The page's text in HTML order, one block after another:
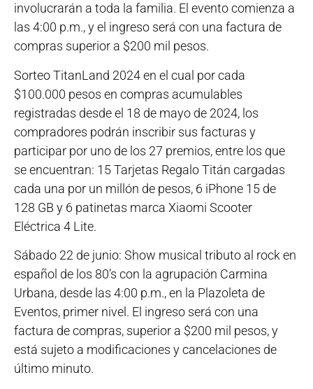
involucrarán a toda la familia. El evento comienza a
las 4:00 p.m., y el ingreso será con una factura de
compras superior a $200 mil pesos.
Sorteo TitanLand 2024 en el cual por cada
$100.000 pesos en compras acumulables
registradas desde el 18 de mayo de 2024, los
compradores podrán inscribir sus facturas y
participar por uno de los 27 premios, entre los que
se encuentran: 15 Tarjetas Regalo Titán cargadas
cada una por un millón de pesos, 6 iPhone 15 de
128 GB y 6 patinetas marca Xiaomi Scooter
Eléctrica 4 Lite.
Sábado 22 de junio: Show musical tributo al rock en
español de los 80’s con la agrupación Carmina
Urbana, desde las 4:00 p.m., en la Plazoleta de
Eventos, primer nivel. El ingreso será con una
factura de compras, superior a $200 mil pesos, y
está sujeto a modificaciones y cancelaciones de
último minuto.